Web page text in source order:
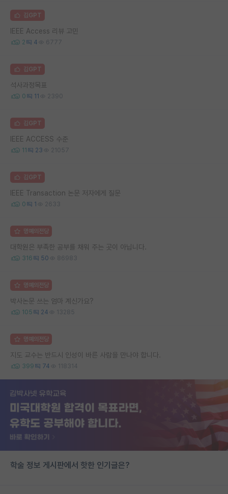
김GPT
IEEE Access 리뷰 고민
2 4 6777
김GPT
석사과정목표
0 11 2390
김GPT
IEEE ACCESS 수준
11 23 21057
김GPT
IEEE Transaction 논문 저자에게 질문
0 1 2633
명예의전당
대학원은 부족한 공부를 채워 주는 곳이 아닙니다.
316 50 86983
명예의전당
박사논문 쓰는 엄마 계신가요?
105 24 13285
명예의전당
지도 교수는 반드시 인성이 바른 사람을 만나야 합니다.
399 74 118314
학술 정보 게시판에서 핫한 인기글은?